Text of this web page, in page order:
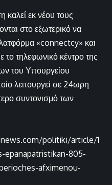
καλεί εκ νέου τους
στο εξωτερικό να
«connectcy» και
το τηλεφωνικό κέντρο της
του Υπουργείου
λειτουργεί σε 24ωρη
συντονισμό των
politiki/article/1
epanapatristikan-805-
afximenou-